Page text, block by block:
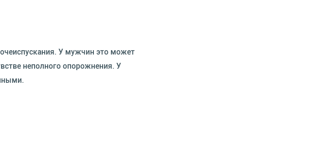
У мужчин это может
неполного опорожнения. У